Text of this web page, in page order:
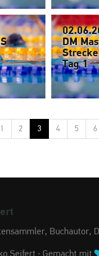
DM
Strecke
Tag 1
1 2 3 4 5 6
Buchautor,